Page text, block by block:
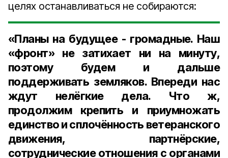
целях останавливаться не собираются:
«Планы на будущее - громадные. Наш
«фронт» не затихает ни на минуту,
поэтому будем и дальше
поддерживать земляков. Впереди нас
ждут нелёгкие дела. Что ж,
продолжим крепить и приумножать
единство и сплочённость ветеранского
движения, партнёрские,
сотруднические отношения с органами